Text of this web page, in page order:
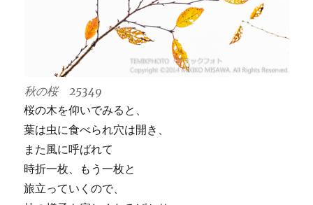
秋の桜 25349
桜の木を仰いでみると、
葉は虫に食べられ穴は開き、
また風に呼ばれて
時折一枚、もう一枚と
旅立っていくので、